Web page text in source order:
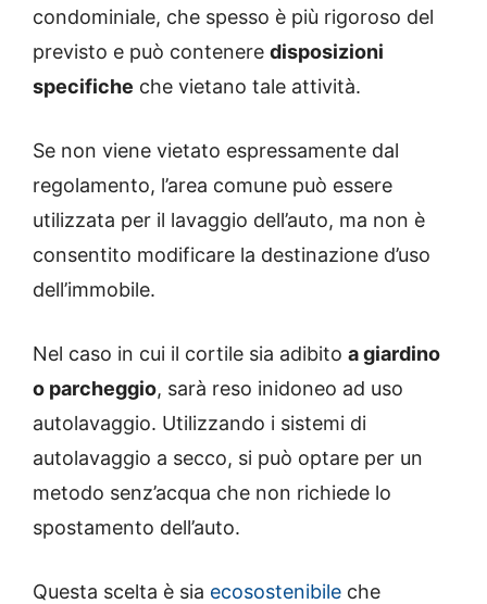
condominiale, che spesso è più rigoroso del
previsto e può contenere disposizioni
specifiche che vietano tale attività.
Se non viene vietato espressamente dal
regolamento, l’area comune può essere
utilizzata per il lavaggio dell’auto, ma non è
consentito modificare la destinazione d’uso
dell’immobile.
Nel caso in cui il cortile sia adibito a giardino
o parcheggio, sarà reso inidoneo ad uso
autolavaggio. Utilizzando i sistemi di
autolavaggio a secco, si può optare per un
metodo senz’acqua che non richiede lo
spostamento dell’auto.
Questa scelta è sia ecosostenibile che